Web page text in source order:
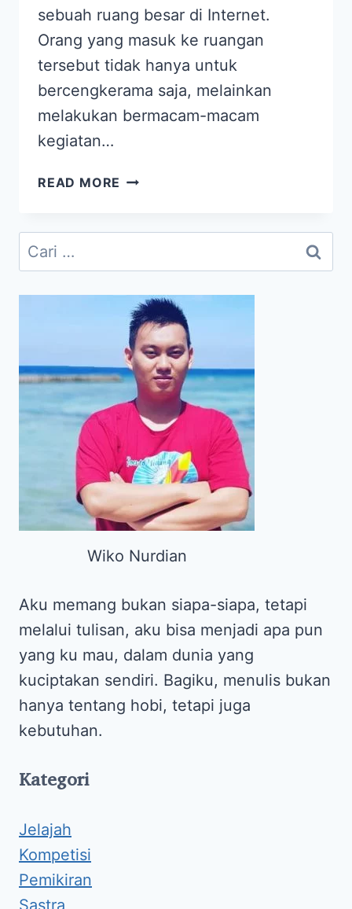
sebuah ruang besar di Internet.
Orang yang masuk ke ruangan
tersebut tidak hanya untuk
bercengkerama saja, melainkan
melakukan bermacam-macam
kegiatan…
READ MORE MANFAAT
YANG
KITA
RASAKAN
PADA
MASA
PANDEMI
Cari
untuk:
Wiko Nurdian
Aku memang bukan siapa-siapa, tetapi
melalui tulisan, aku bisa menjadi apa pun
yang ku mau, dalam dunia yang
kuciptakan sendiri. Bagiku, menulis bukan
hanya tentang hobi, tetapi juga
kebutuhan.
Kategori
Jelajah
Kompetisi
Pemikiran
Sastra